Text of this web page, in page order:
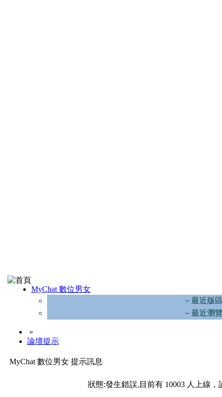
MyChat 數位男女
－最近版
－最近瀏
»
論壇提示
MyChat 數位男女 提示訊息
狀態:發生錯誤,目前有 10003 人上線